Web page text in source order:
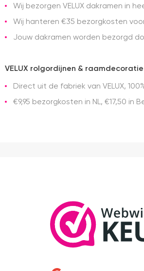
Wij bezorgen VELUX dakramen in
Wij hanteren €35 bezorgkosten
Jouw dakramen worden bezorgd
VELUX rolgordijnen & raamdecoratie
Direct uit de fabriek van VELUX,
€9,95 bezorgkosten in NL, €17,50